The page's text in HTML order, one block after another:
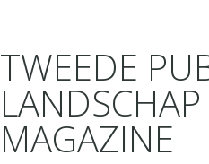
TWEEDE
MAGAZINE